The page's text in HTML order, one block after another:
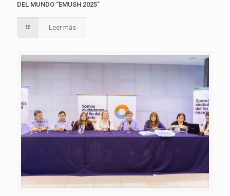
DEL MUNDO “EMUSH 2025”
Leer más